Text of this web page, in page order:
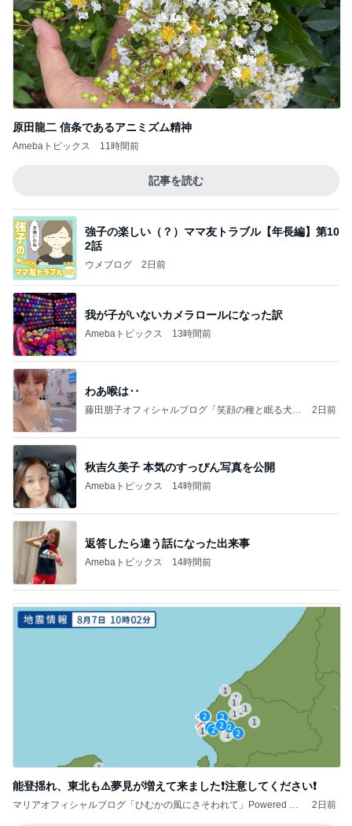
原田龍二 信条であるアニミズム精神
Amebaトピックス 11時間前
記事を読む
強子の楽しい（？）ママ友トラブル【年長編】第10
2話
ウメブログ 2日前
我が子がいないカメラロールになった訳
Amebaトピックス 13時間前
わあ喉は‥
藤田朋子オフィシャルブログ「笑顔の種と眠る犬」
2日前
秋吉久美子 本気のすっぴん写真を公開
Amebaトピックス 14時間前
返答したら違う話になった出来事
Amebaトピックス 14時間前
能登揺れ、東北も⚠️夢見が増えて来ました❗️注意してください❗️
マリアオフィシャルブログ「ひむかの風にさそわれて」Powered by
2日前